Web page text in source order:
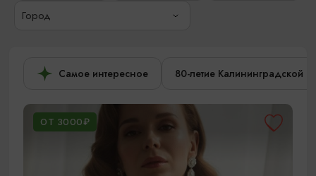
Город
Самое интересное 80-летие Калининградской
ОТ 3000₽